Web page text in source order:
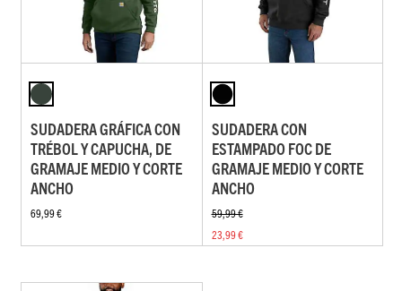
SUDADERA GRÁFICA CON
TRÉBOL Y CAPUCHA, DE
GRAMAJE MEDIO Y CORTE
ANCHO
69,99 €
SUDADERA CON
ESTAMPADO FOC DE
GRAMAJE MEDIO Y CORTE
ANCHO
59,99 €
23,99 €